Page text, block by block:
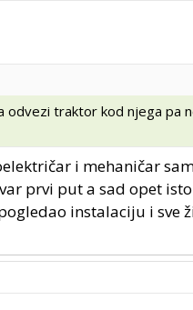
odvezi traktor kod njega pa
i mehaničar
prvi put a sad opet
instalaciju i sve